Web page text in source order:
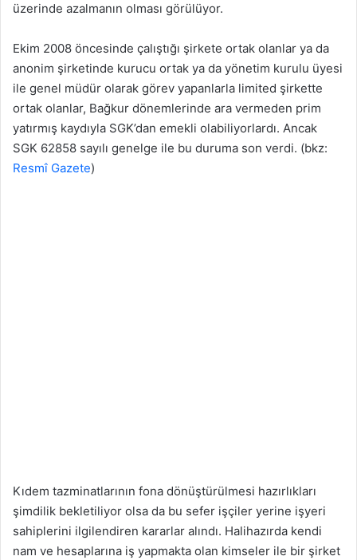
üzerinde azalmanın olması görülüyor.
Ekim 2008 öncesinde çalıştığı şirkete ortak olanlar ya da
anonim şirketinde kurucu ortak ya da yönetim kurulu üyesi
ile genel müdür olarak görev yapanlarla limited şirkette
ortak olanlar, Bağkur dönemlerinde ara vermeden prim
yatırmış kaydıyla SGK’dan emekli olabiliyorlardı. Ancak
SGK 62858 sayılı genelge ile bu duruma son verdi. (bkz:
Resmî Gazete)
Kıdem tazminatlarının fona dönüştürülmesi hazırlıkları
şimdilik bekletiliyor olsa da bu sefer işçiler yerine işyeri
sahiplerini ilgilendiren kararlar alındı. Halihazırda kendi
nam ve hesaplarına iş yapmakta olan kimseler ile bir şirket